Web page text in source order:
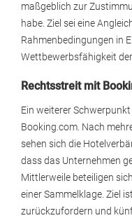
maßgeblich zur
habe. Ziel sei eine
Rahmenbedingungen in
Wettbewerbsfähigkeit
Rechtsstreit mit
Ein weiterer
Booking.com. Nach
sehen sich die
dass das Unternehmen
Mittlerweile beteiligen
einer Sammelklage. Ziel
zurückzufordern und